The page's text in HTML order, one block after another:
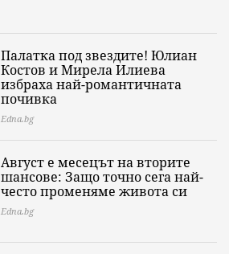
Палатка под звездите! Юлиан
Костов и Мирела Илиева
избраха най-романтичната
почивка
Edna.bg
Август е месецът на вторите
шансове: Защо точно сега най-
често променяме живота си
Edna.bg